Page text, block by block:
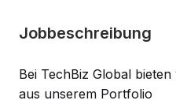
Jobbeschreibung
Bei TechBiz Global
aus unserem Portfolio